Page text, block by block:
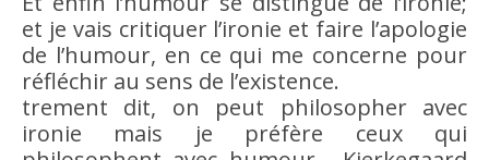
et je vais critiquer l’ironie et faire l’apologie
de l’humour, en ce qui me concerne pour
réfléchir au sens de l’existence.
trement dit, on peut philosopher avec
ironie mais je préfère ceux qui